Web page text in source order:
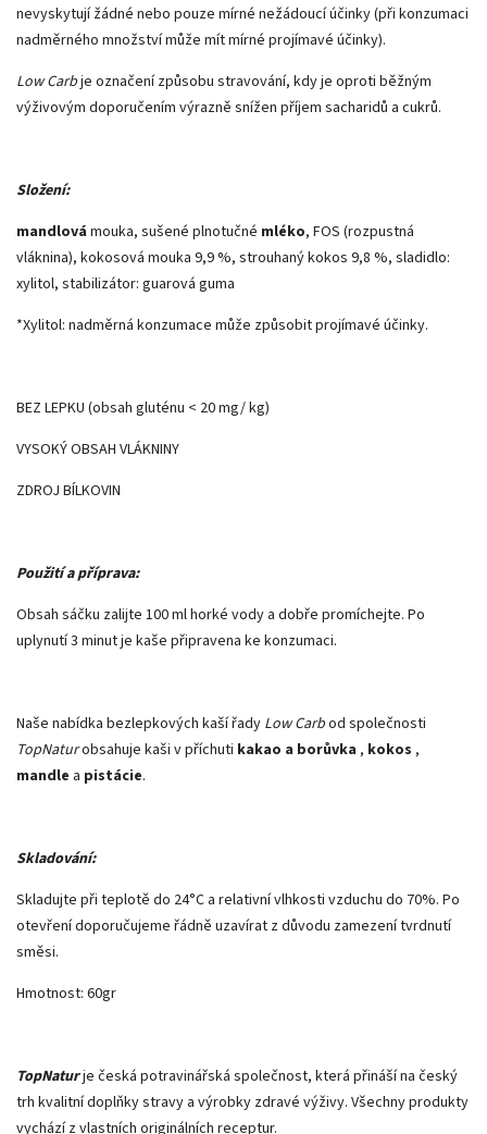
nevyskytují žádné nebo pouze mírné nežádoucí účinky (při konzumaci
nadměrného množství může mít mírné projímavé účinky).
Low Carbje označení způsobu stravování, kdy je oproti běžným
výživovým doporučením výrazně snížen příjem sacharidů a cukrů.
Složení:
mandlová mouka, sušené plnotučné mléko, FOS (rozpustná
vláknina), kokosová mouka 9,9 %, strouhaný kokos 9,8 %, sladidlo:
xylitol, stabilizátor: guarová guma
*Xylitol: nadměrná konzumace může způsobit projímavé účinky.
BEZ LEPKU (obsah gluténu < 20 mg/ kg)
VYSOKÝ OBSAH VLÁKNINY
ZDROJ BÍLKOVIN
Použití a příprava:
Obsah sáčku zalijte 100 ml horké vody a dobře promíchejte. Po
uplynutí 3 minut je kaše připravena ke konzumaci.
Naše nabídka bezlepkových kaší řady Low Carbod společnosti
TopNaturobsahuje kaši v příchuti kakao a borůvka , kokos ,
mandle a pistácie.
Skladování:
Skladujte při teplotě do 24°C a relativní vlhkosti vzduchu do 70%. Po
otevření doporučujeme řádně uzavírat z důvodu zamezení tvrdnutí
směsi.
Hmotnost: 60gr
TopNaturje česká potravinářská společnost, která přináší na český
trh kvalitní doplňky stravy a výrobky zdravé výživy. Všechny produkty
vychází z vlastních originálních receptur.